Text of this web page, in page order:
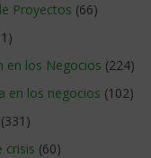
Proyectos (66)
en los Negocios (224)
en los negocios (102)
(331)
crisis (60)